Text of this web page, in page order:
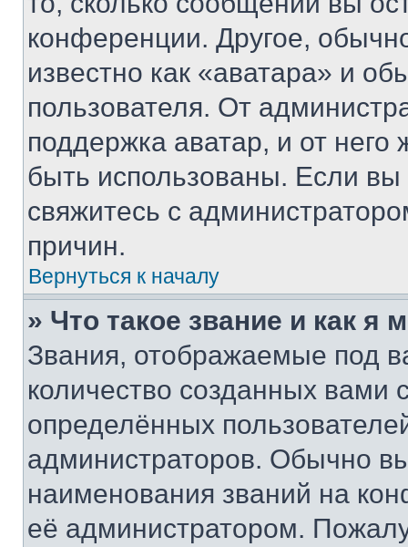
конференции. Другое,
известно как «аватара» и
пользователя. От
поддержка аватар, и от него
быть использованы. Если
свяжитесь с
причин.
Вернуться к началу
» Что такое звание и как я
Звания, отображаемые под
количество созданных
определённых
администраторов. Обычно
наименования званий на
её администратором.